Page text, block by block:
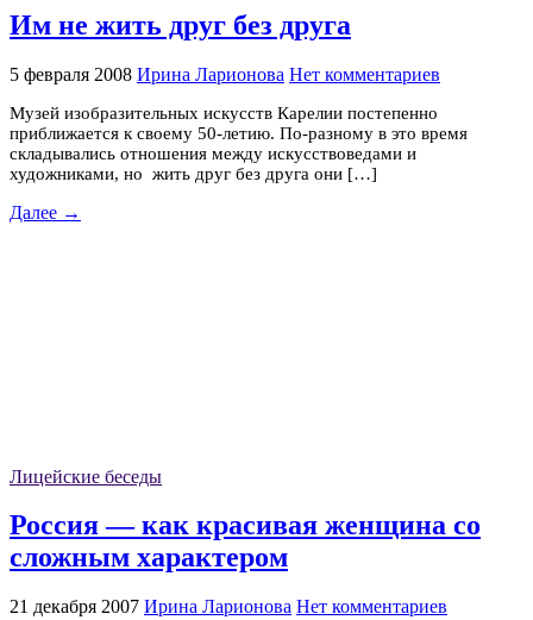
Им не жить друг без друга
5 февраля 2008 Ирина Ларионова Нет комментариев
Музей изобразительных искусств Карелии постепенно
приближается к своему 50-летию. По-разному в это время
складывались отношения между искусствоведами и
художниками, но жить друг без друга они […]
Далее →
Лицейские беседы
Россия — как красивая женщина со
сложным характером
21 декабря 2007 Ирина Ларионова Нет комментариев